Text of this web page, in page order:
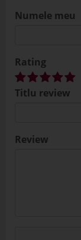
Numele meu
Rating
Titlu review
Review